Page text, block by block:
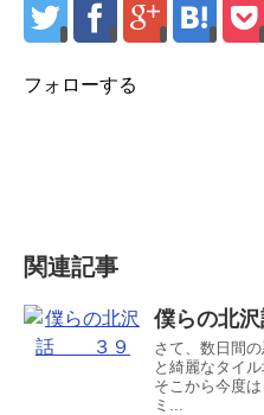
フォローする
関連記事
僕らの北
さて、数日間
と綺麗なタイ
そこから今度
ミ...